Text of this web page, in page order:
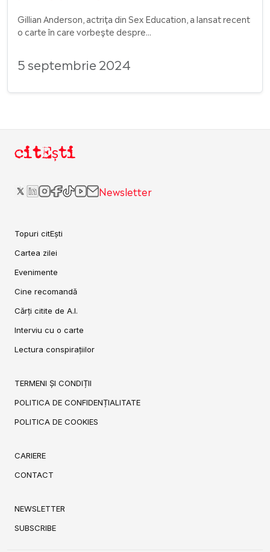
5 septembrie 2024
Gillian Anderson, actrița din Sex Education, a lansat recent
o carte în care vorbește despre...
citEști
Newsletter
Topuri citEști
Cartea zilei
Evenimente
Cine recomandă
Cărți citite de A.I.
Interviu cu o carte
Lectura conspirațiilor
TERMENI ȘI CONDIȚII
POLITICA DE CONFIDENȚIALITATE
POLITICA DE COOKIES
CARIERE
CONTACT
NEWSLETTER
SUBSCRIBE